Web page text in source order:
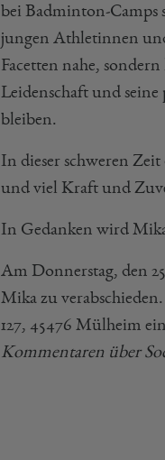
bei Badminton-Camps
jungen Athletinnen
Facetten nahe,
Leidenschaft und
bleiben.
In dieser schweren
und viel Kraft und
In Gedanken wird
Am Donnerstag, den
Mika zu
127, 45476 Mülheim
Kommentaren über